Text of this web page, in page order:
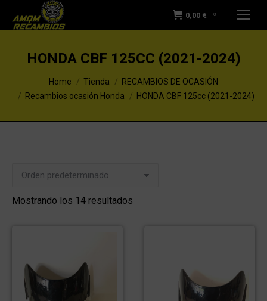
0,00 € 0
HONDA CBF 125CC (2021-2024)
You are here:Home Tienda
RECAMBIOS DE OCASIÓN
Recambios ocasión Honda
HONDA CBF 125cc (2021-2024)
Mostrando los 14 resultados